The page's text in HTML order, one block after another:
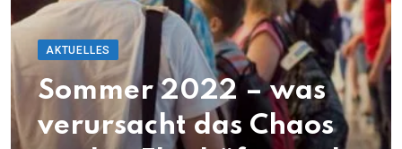
AKTUELLES
Sommer 2022 – was
verursacht das Chaos